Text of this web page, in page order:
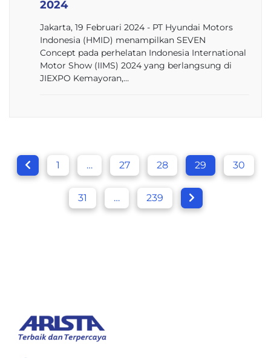
2024
Jakarta, 19 Februari 2024 - PT Hyundai Motors
Indonesia (HMID) menampilkan SEVEN
Concept pada perhelatan Indonesia International
Motor Show (IIMS) 2024 yang berlangsung di
JIEXPO Kemayoran,…
1 … 27 28 29 30
31 … 239